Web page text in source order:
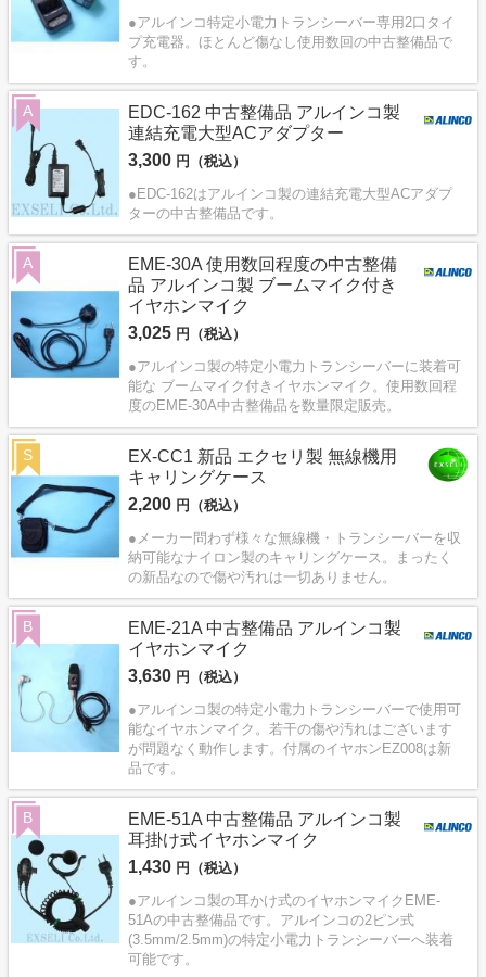
●アルインコ特定小電力トランシーバー専用2口タイ
プ充電器。ほとんど傷なし使用数回の中古整備品で
す。
EDC-162 中古整備品 アルインコ製
連結充電大型ACアダプター
3,300 円（税込）
●EDC-162はアルインコ製の連結充電大型ACアダプ
ターの中古整備品です。
A
EME-30A 使用数回程度の中古整備
品 アルインコ製 ブームマイク付き
イヤホンマイク
3,025 円（税込）
●アルインコ製の特定小電力トランシーバーに装着可
能な ブームマイク付きイヤホンマイク。使用数回程
度のEME-30A中古整備品を数量限定販売。
A
EX-CC1 新品 エクセリ製 無線機用
キャリングケース
2,200 円（税込）
●メーカー問わず様々な無線機・トランシーバーを収
納可能なナイロン製のキャリングケース。まったく
の新品なので傷や汚れは一切ありません。
S
EME-21A 中古整備品 アルインコ製
イヤホンマイク
3,630 円（税込）
●アルインコ製の特定小電力トランシーバーで使用可
能なイヤホンマイク。若干の傷や汚れはございます
が問題なく動作します。付属のイヤホンEZ008は新
品です。
B
EME-51A 中古整備品 アルインコ製
耳掛け式イヤホンマイク
1,430 円（税込）
●アルインコ製の耳かけ式のイヤホンマイクEME-
51Aの中古整備品です。アルインコの2ピン式
(3.5mm/2.5mm)の特定小電力トランシーバーへ装着
可能です。
B